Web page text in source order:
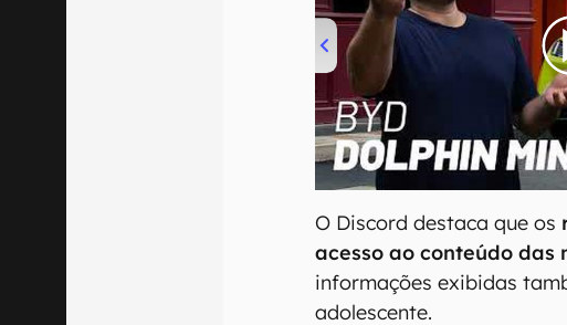
00:00/04:07
O Discord destaca que os
acesso ao conteúdo das
informações exibidas
adolescente.